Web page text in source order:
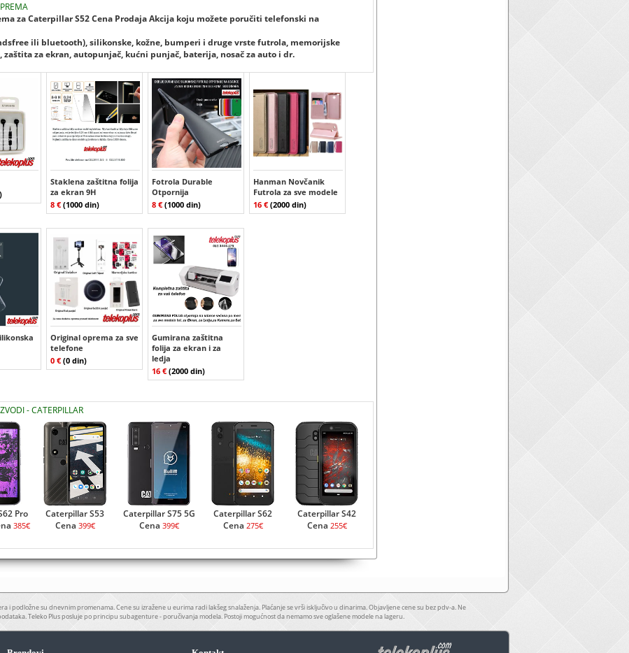
za Caterpillar S52 Cena Prodaja Akcija koju možete poručiti telefonski na
ili bluetooth), silikonske, kožne, bumperi i druge vrste futrola, memorijske
zaštita za ekran, autopunjač, kućni punjač, baterija, nosač za auto i dr.
Staklena zaštitna folija
za ekran 9H
8 € (1000 din)
Fotrola Durable
Otpornija
8 € (1000 din)
Hanman Novčanik
Futrola za sve modele
16 € (2000 din)
Original oprema za sve
telefone
0 € (0 din)
Gumirana zaštitna
folija za ekran i za
ledja
16 € (2000 din)
- CATERPILLAR
Pro
385€
Caterpillar S53
Cena 399€
Caterpillar S75 5G
Cena 399€
Caterpillar S62
Cena 275€
Caterpillar S42
Cena 255€
i podložne su dnevnim promenama. Cene su izražene u eurima radi lakšeg snalaženja. Plaćanje se vrši isključivo u dinarima. Objavljene cene su bez pdv-a. Ne
Teleko Plus posluje po principu subagenture - poručivanja modela. Postoji mogućnost da nemamo sve oglašene modele na lageru.